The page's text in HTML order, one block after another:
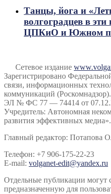
Танцы, йога и
волгоградцев в
ЦПКиО и Южном
Сетевое издание
Зарегистрировано
связи, информационных
коммуникаций
ЭЛ № ФС 77 — 74414 от
Учредитель: Автономная
развития эффективных медиа».
Главный редактор: Потапова
Телефон: +7 906-175-22-23
E-mail: volganet-edit@yandex.ru
Отдельные публикации
предназначенную для